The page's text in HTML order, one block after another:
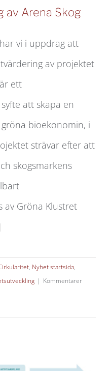
av Arena Skog
av Arena Skog
vi i uppdrag att
av projektet
ett
att skapa en
bioekonomin, i
strävar efter att
skogsmarkens
av Gröna Klustret
, Nyhet startsida,
| Kommentarer